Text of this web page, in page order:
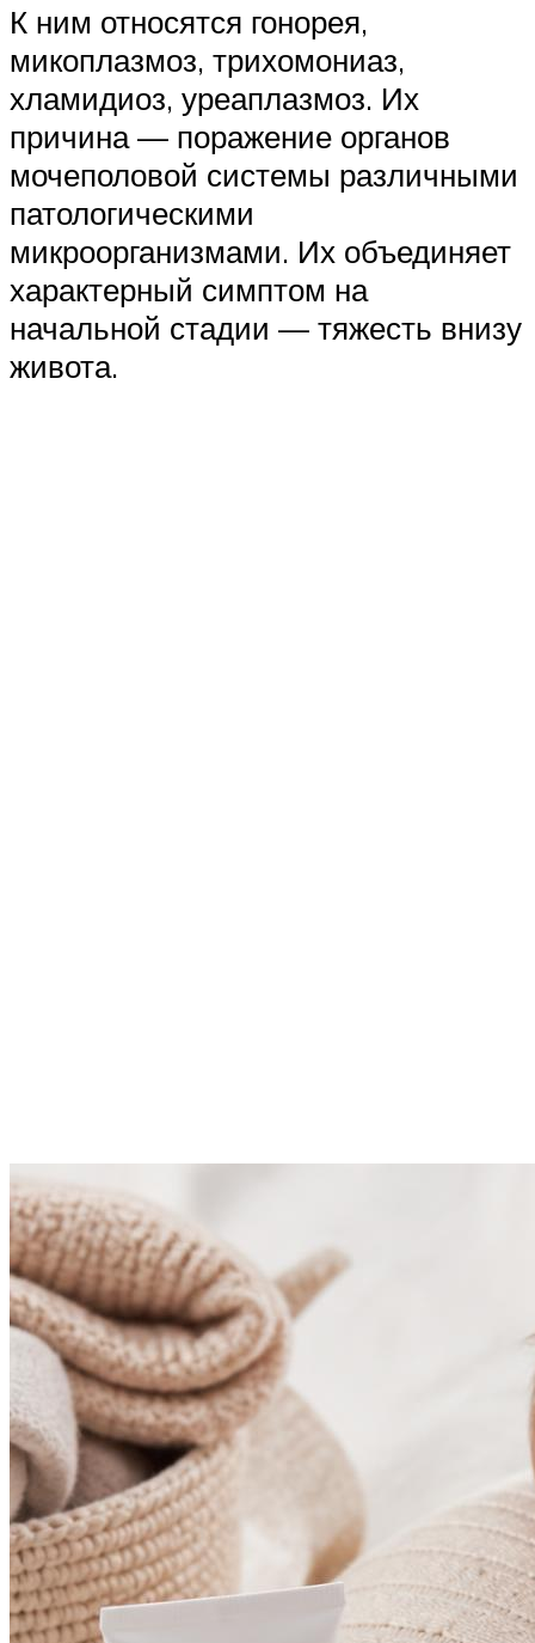
К ним относятся гонорея,
микоплазмоз, трихомониаз,
хламидиоз, уреаплазмоз. Их
причина — поражение органов
мочеполовой системы различными
патологическими
микроорганизмами. Их объединяет
характерный симптом на
начальной стадии — тяжесть внизу
живота.